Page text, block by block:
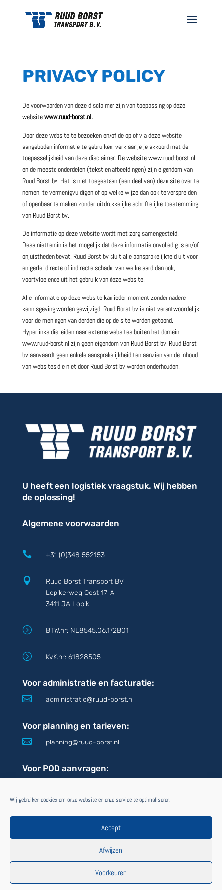
Wij gebruiken cookies om onze website en onze service te optimaliseren.
Accept
Afwijzen
Voorkeuren
PRIVACY POLICY
De voorwaarden van deze disclaimer zijn van toepassing op deze
websitewww.ruud-borst.nl.
Door deze website te bezoeken en/of de op of via deze website
aangeboden informatie te gebruiken, verklaar je je akkoord met de
toepasselijkheid van deze disclaimer. De website www.ruud-borst.nl
en de meeste onderdelen (tekst en afbeeldingen) zijn eigendom van
Ruud Borst bv. Het is niet toegestaan (een deel van) deze site over te
nemen, te vermenigvuldigen of op welke wijze dan ook te verspreiden
of openbaar te maken zonder uitdrukkelijke schriftelijke toestemming
van Ruud Borst bv.
De informatie op deze website wordt met zorg samengesteld.
Desalniettemin is het mogelijk dat deze informatie onvolledig is en/of
onjuistheden bevat. Ruud Borst bv sluit alle aansprakelijkheid uit voor
enigerlei directe of indirecte schade, van welke aard dan ook,
voortvloeiende uit het gebruik van deze website.
Alle informatie op deze website kan ieder moment zonder nadere
kennisgeving worden gewijzigd. Ruud Borst bv is niet verantwoordelijk
voor de meningen van derden die op de site worden getoond.
Hyperlinks die leiden naar externe websites buiten het domein
www.ruud-borst.nl zijn geen eigendom van Ruud Borst bv. Ruud Borst
bv aanvaardt geen enkele aansprakelijkheid ten aanzien van de inhoud
van websites die niet door Ruud Borst bv worden onderhouden.
U heeft een logistiek vraagstuk. Wij hebben
de oplossing!
Algemene voorwaarden
 +31 (0)348 552153

Ruud Borst Transport BV
Lopikerweg Oost 17-A
3411 JA Lopik
= BTW.nr: NL8545.06.172B01
= KvK.nr: 61828505
Voor administratie en facturatie:
 administratie@ruud-borst.nl
Voor planning en tarieven:
 planning@ruud-borst.nl
Voor POD aanvragen: